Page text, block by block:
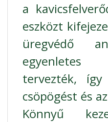
a
eszközt
üregvédő
egyenletes
tervezték,
csöpögést és
Könnyű